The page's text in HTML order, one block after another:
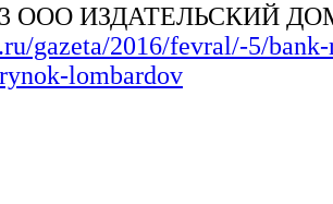
ООО ИЗДАТЕЛЬСКИЙ
gazeta/2016/fevral/-5/
lombardov